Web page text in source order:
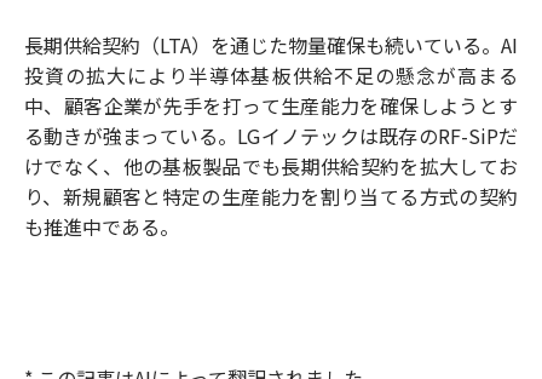
長期供給契約（LTA）を通じた物量確保も続いている。AI
投資の拡大により半導体基板供給不足の懸念が高まる
中、顧客企業が先手を打って生産能力を確保しようとす
る動きが強まっている。LGイノテックは既存のRF-SiPだ
けでなく、他の基板製品でも長期供給契約を拡大してお
り、新規顧客と特定の生産能力を割り当てる方式の契約
も推進中である。